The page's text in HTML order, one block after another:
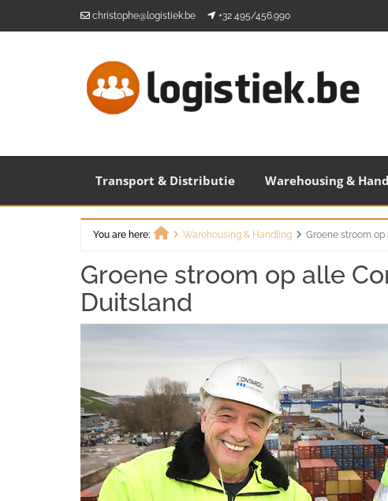
christophe@logistiek.be +32 495/456.990
Transport & Distributie Warehousing &
You are here:
Warehousing & Handling Groene stroom
Groene stroom op alle
Duitsland